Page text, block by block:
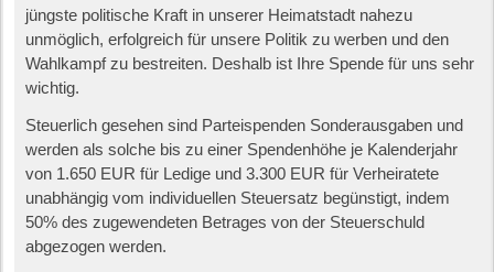
jüngste politische Kraft in unserer Heimatstadt nahezu
unmöglich, erfolgreich für unsere Politik zu werben und den
Wahlkampf zu bestreiten. Deshalb ist Ihre Spende für uns sehr
wichtig.
Steuerlich gesehen sind Parteispenden Sonderausgaben und
werden als solche bis zu einer Spendenhöhe je Kalenderjahr
von 1.650 EUR für Ledige und 3.300 EUR für Verheiratete
unabhängig vom individuellen Steuersatz begünstigt, indem
50% des zugewendeten Betrages von der Steuerschuld
abgezogen werden.